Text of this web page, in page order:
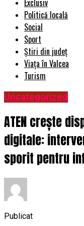
Exclusiv
Politică locală
Social
Sport
Știri din județ
Viața în Valcea
Turism
Uncategorized
ATEN crește
digitale:
sporit pentru
Publicat